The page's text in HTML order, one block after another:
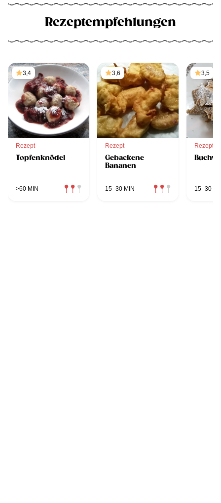
Rezeptempfehlungen
3,4
Rezept
Topfenknödel
>60 MIN
3,6
Rezept
Gebackene
Bananen
15–30 MIN
3,5
Rezept
15–30